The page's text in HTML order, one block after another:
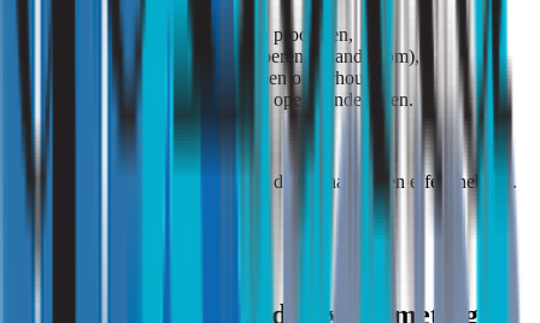
verbeteren van ventilatie,
scheiden of afschermen van processen,
natte processen droger uitvoeren (of andersom),
optimaliseren van reiniging en onderhoud,
beperken van turbulentie en open handelingen.
Metingen helpen om te bepalen of deze maatregelen effect hebben.
Ondersteuning bij endotoxinenmetingen